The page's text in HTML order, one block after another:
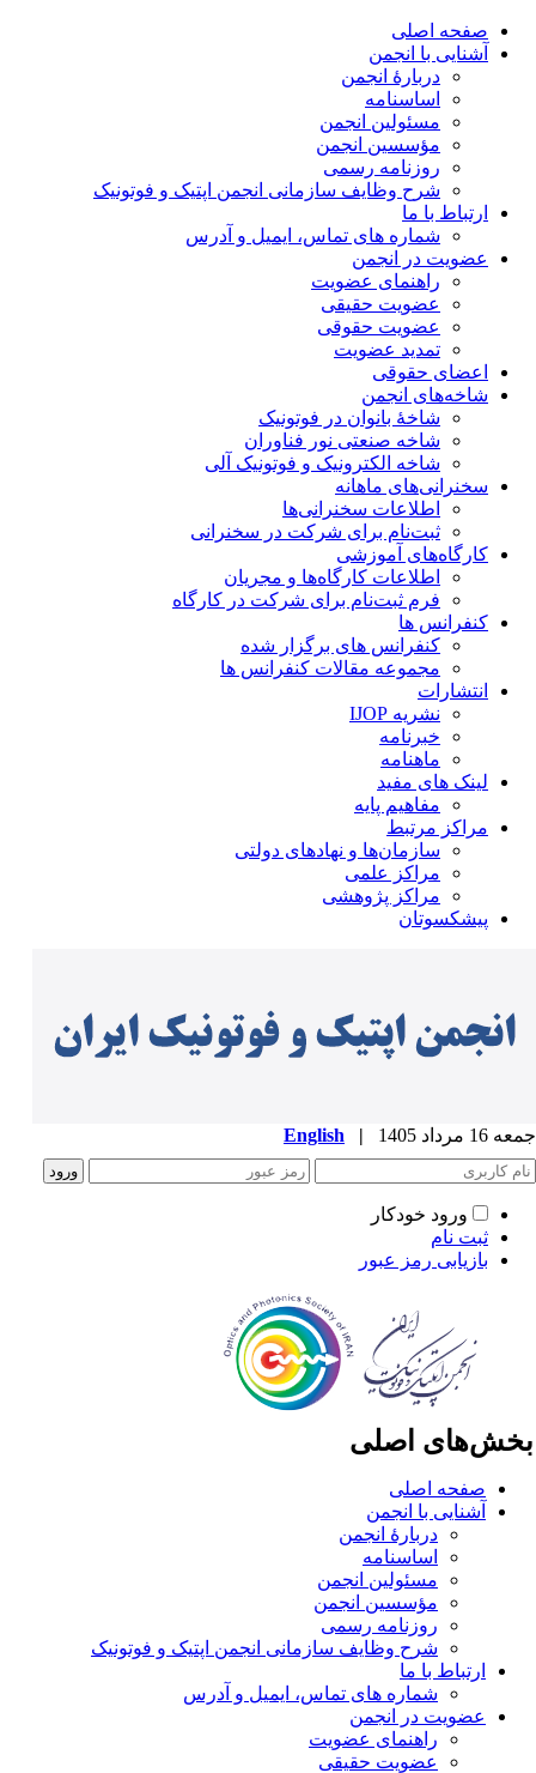
صفحه اصلی
آشنایی با انجمن
دربارۀ انجمن
اساسنامه
مسئولین انجمن
مؤسسین انجمن
روزنامه رسمی
شرح وظایف سازمانی انجمن اپتیک و فوتونیک
ارتباط با ما
شماره های تماس، ایمیل و آدرس
عضویت در انجمن
راهنمای عضویت
عضویت حقیقی
عضویت حقوقی
تمدید عضویت
اعضای حقوقی
شاخه‌های انجمن
شاخۀ بانوان در فوتونیک
شاخه صنعتی نور فناوران
شاخه‌ الکترونیک و فوتونیک آلی
سخنرانی‌های ماهانه
اطلاعات سخنرانی‌‌ها
ثبت‌نام برای شرکت در سخنرانی
کارگاه‌های آموزشی
اطلاعات کارگاه‌ها و مجریان
فرم ثبت‌نام برای شرکت در کارگاه
کنفرانس ها
کنفرانس های برگزار شده
مجموعه مقالات کنفرانس ها
انتشارات
نشریه IJOP
خبرنامه
ماهنامه
لینک های مفید
مفاهیم پایه
مراکز مرتبط
سازمان‌ها و نهادهای دولتی
مراکز علمی
مراکز پژوهشی
پیشکسوتان
مرداد 1405 |
English
ورود خودکار
ثبت نام
بازیابی رمز عبور
اصلی
صفحه اصلی
آشنایی با انجمن
دربارۀ انجمن
اساسنامه
مسئولین انجمن
مؤسسین انجمن
روزنامه رسمی
شرح وظایف سازمانی انجمن اپتیک و فوتونیک
ارتباط با ما
شماره های تماس، ایمیل و آدرس
عضویت در انجمن
راهنمای عضویت
عضویت حقیقی